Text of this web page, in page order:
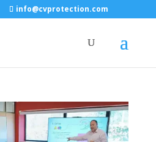
info@cvprotection.com